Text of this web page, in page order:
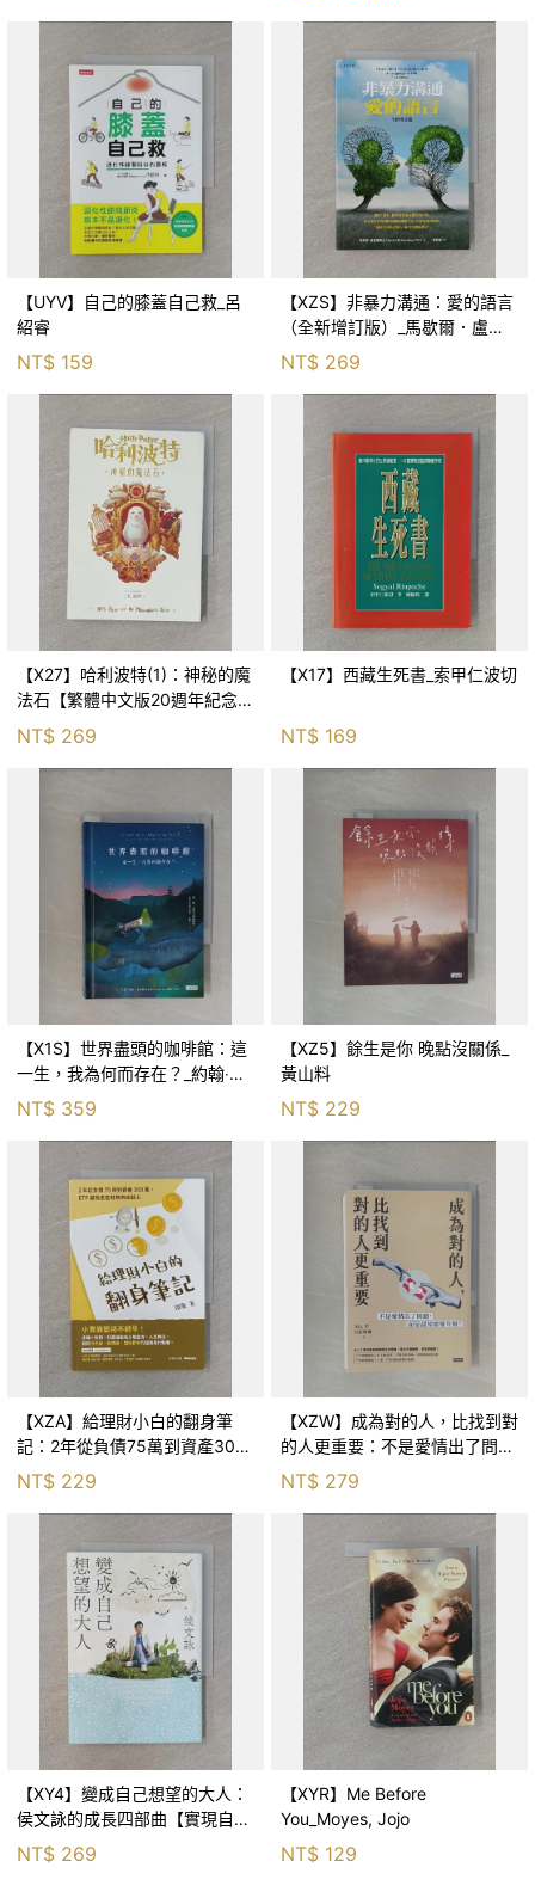
【UYV】自己的膝蓋自己救_呂
紹睿
NT$ 159
【XZS】非暴力溝通：愛的語言
（全新增訂版）_馬歇爾．盧森
堡, 蕭寶森
NT$ 269
【X27】哈利波特(1)：神秘的魔
法石【繁體中文版20週年紀念】
NT$ 269
【X17】西藏生死書_索甲仁波切
NT$ 169
【X1S】世界盡頭的咖啡館：這
一生，我為何而存在？_約翰‧史
崔勒基, Elsa
NT$ 359
【XZ5】餘生是你 晚點沒關係_
黃山料
NT$ 229
【XZA】給理財小白的翻身筆
記：2年從負債75萬到資產300
萬，ETF讓我走在財務自由路上_
鐵蛋
NT$ 229
【XZW】成為對的人，比找到對
的人更重要：不是愛情出了問
題，而是認知需要升級！_Mr. P
NT$ 279
【XY4】變成自己想望的大人：
侯文詠的成長四部曲【實現自
己】_侯文詠
NT$ 269
【XYR】Me Before
You_Moyes, Jojo
NT$ 129